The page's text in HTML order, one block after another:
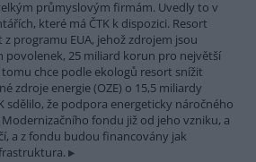
průmyslovým firmám. Uvedly to v
které má ČTK k dispozici. Resort
programu EUA, jehož zdrojem jsou
povolenek, 25 miliard korun pro největší
chce podle ekologů resort snížit
zdroje energie (OZE) o 15,5 miliardy
sdělilo, že podpora energeticky náročného
fondu již od jeho vzniku, a
a z fondu budou financovány jak